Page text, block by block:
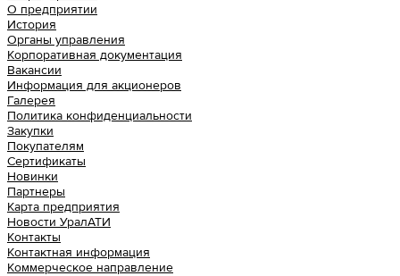
О предприятии
История
Органы управления
Корпоративная документация
Вакансии
Информация для акционеров
Галерея
Политика конфиденциальности
Закупки
Покупателям
Сертификаты
Новинки
Партнеры
Карта предприятия
Новости УралАТИ
Контакты
Контактная информация
Коммерческое направление